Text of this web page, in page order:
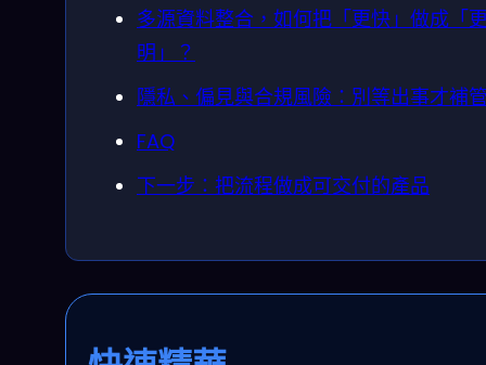
多源資料整合，如何把「更快」做成「
明」？
隱私、偏見與合規風險：別等出事才補
FAQ
下一步：把流程做成可交付的產品